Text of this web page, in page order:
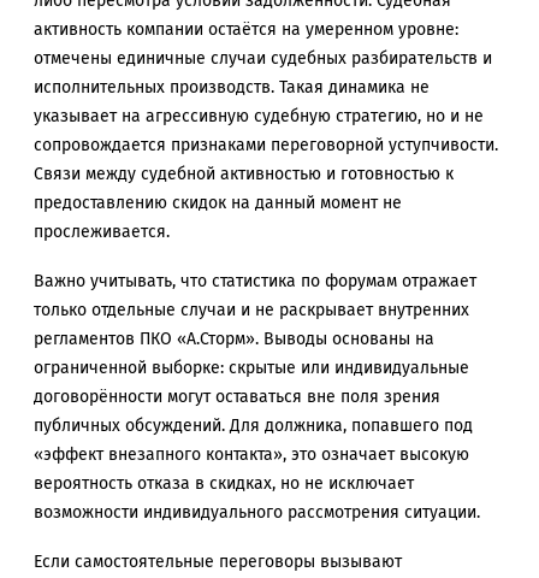
активность компании остаётся на умеренном уровне:
отмечены единичные случаи судебных разбирательств и
исполнительных производств. Такая динамика не
указывает на агрессивную судебную стратегию, но и не
сопровождается признаками переговорной уступчивости.
Связи между судебной активностью и готовностью к
предоставлению скидок на данный момент не
прослеживается.
Важно учитывать, что статистика по форумам отражает
только отдельные случаи и не раскрывает внутренних
регламентов ПКО «А.Сторм». Выводы основаны на
ограниченной выборке: скрытые или индивидуальные
договорённости могут оставаться вне поля зрения
публичных обсуждений. Для должника, попавшего под
«эффект внезапного контакта», это означает высокую
вероятность отказа в скидках, но не исключает
возможности индивидуального рассмотрения ситуации.
Если самостоятельные переговоры вызывают